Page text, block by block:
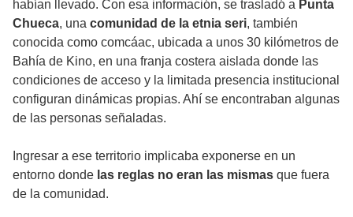
habían llevado. Con esa información, se trasladó a Punta
Chueca, una comunidad de la etnia seri, también
conocida como comcáac, ubicada a unos 30 kilómetros de
Bahía de Kino, en una franja costera aislada donde las
condiciones de acceso y la limitada presencia institucional
configuran dinámicas propias. Ahí se encontraban algunas
de las personas señaladas.
Ingresar a ese territorio implicaba exponerse en un
entorno donde las reglas no eran las mismas que fuera
de la comunidad.